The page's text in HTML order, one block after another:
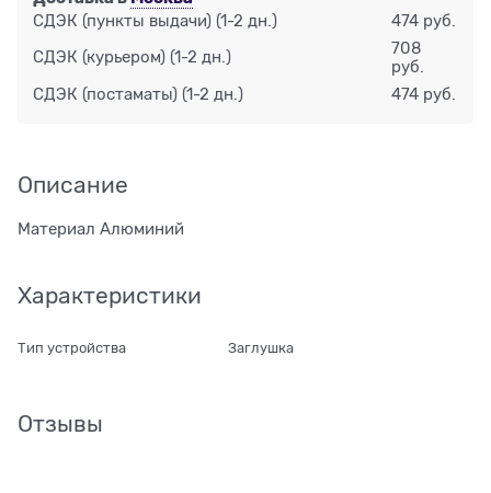
СДЭК (пункты выдачи) (1-2 дн.) 474 руб.
СДЭК (курьером) (1-2 дн.)
708
руб.
СДЭК (постаматы) (1-2 дн.) 474 руб.
Описание
Материал Алюминий
Характеристики
Тип устройства Заглушка
Отзывы